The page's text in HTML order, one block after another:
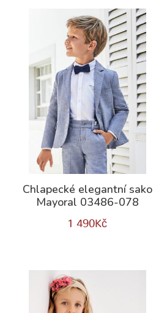
Chlapecké elegantní sako
Mayoral 03486-078
1 490Kč